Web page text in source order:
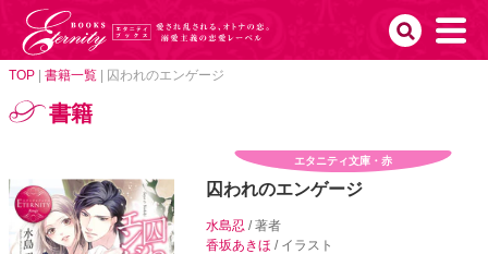
TOP 書籍一覧 囚われのエンゲージ
書籍
エタニティ文庫・赤
囚われのエンゲージ
水島忍/ 著者
香坂あきほ / イラスト